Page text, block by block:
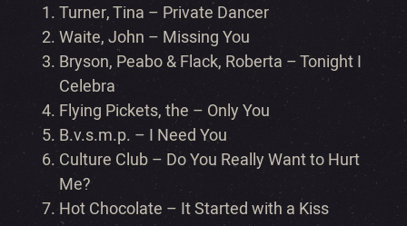
Turner, Tina – Private Dancer
Waite, John – Missing You
Bryson, Peabo & Flack, Roberta – Tonight I
Celebra
Flying Pickets, the – Only You
B.v.s.m.p. – I Need You
Culture Club – Do You Really Want to Hurt
Me?
Hot Chocolate – It Started with a Kiss